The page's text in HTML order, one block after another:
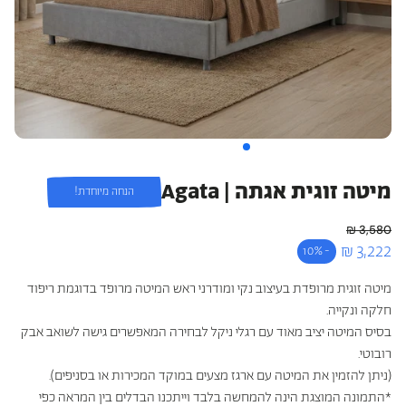
כריות מלונות היוקרה כריות היברידיות
מיטה זוגית אגתה | Agata הנחה מיוחדת!
3,222 ₪
-10%מחיר מבצע
מחיר רגיל
3,580 ₪
מיטה זוגית מרופדת בעיצוב נקי ומודרני ראש המיטה מרופד בדוגמת ריפוד
חלקה ונקייה.
בסיס המיטה יציב מאוד עם רגלי ניקל לבחירה המאפשרים גישה לשואב אבק
רובוטי.
(ניתן להזמין את המיטה עם ארגז מצעים במוקד המכירות או בסניפים).
*התמונה המוצגת הינה להמחשה בלבד וייתכנו הבדלים בין המראה כפי